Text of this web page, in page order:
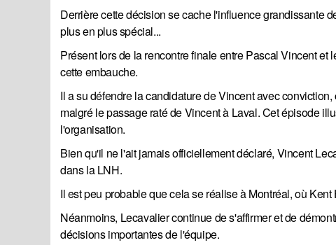
Derrière cette décision se cache l'influence grandissante
plus en plus spécial...
Présent lors de la rencontre finale entre Pascal Vincent
cette embauche.
Il a su défendre la candidature de Vincent avec
malgré le passage raté de Vincent à Laval. Cet épisode
l'organisation.
Bien qu'il ne l'ait jamais officiellement déclaré, Vincent
dans la LNH.
Il est peu probable que cela se réalise à Montréal, où
Néanmoins, Lecavalier continue de s'affirmer et de
décisions importantes de l'équipe.